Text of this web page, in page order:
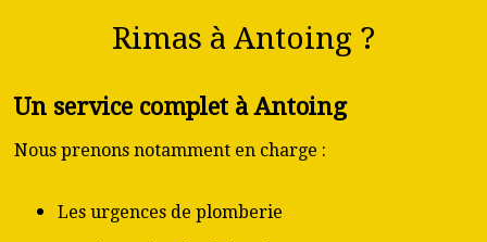
Rimas à Antoing ?
Un service complet à Antoing
Nous prenons notamment en charge :
Les urgences de plomberie